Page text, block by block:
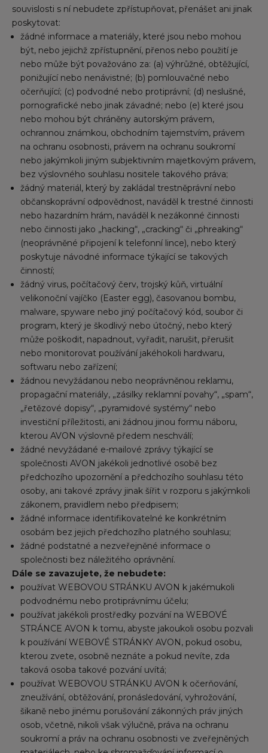
souvislosti s ní nebudete zpřístupňovat, přenášet ani jinak
poskytovat:
žádné informace a materiály, které jsou nebo mohou
být, nebo jejichž zpřístupnění, přenos nebo použití je
nebo může být považováno za: (a) výhrůžné, obtěžující,
ponižující nebo nenávistné; (b) pomlouvačné nebo
očerňující; (c) podvodné nebo protiprávní; (d) neslušné,
pornografické nebo jinak závadné; nebo (e) které jsou
nebo mohou být chráněny autorským právem,
ochrannou známkou, obchodním tajemstvím, právem
na ochranu osobnosti, právem na ochranu soukromí
nebo jakýmkoli jiným subjektivním majetkovým právem,
bez výslovného souhlasu nositele takového práva;
žádný materiál, který by zakládal trestněprávní nebo
občanskoprávní odpovědnost, naváděl k trestné činnosti
nebo hazardním hrám, naváděl k nezákonné činnosti
nebo činnosti jako „hacking“, „cracking“ či „phreaking“
(neoprávněné připojení k telefonní lince), nebo který
poskytuje návodné informace týkající se takových
činností;
žádný virus, počítačový červ, trojský kůň, virtuální
velikonoční vajíčko (Easter egg), časovanou bombu,
malware, spyware nebo jiný počítačový kód, soubor či
program, který je škodlivý nebo útočný, nebo který
může poškodit, napadnout, vyřadit, narušit, přerušit
nebo monitorovat používání jakéhokoli hardwaru,
softwaru nebo zařízení;
žádnou nevyžádanou nebo neoprávněnou reklamu,
propagační materiály, „zásilky reklamní povahy“, „spam“,
„řetězové dopisy“, „pyramidové systémy“ nebo
investiční příležitosti, ani žádnou jinou formu náboru,
kterou AVON výslovně předem neschválí;
žádné nevyžádané e-mailové zprávy týkající se
společnosti AVON jakékoli jednotlivé osobě bez
předchozího upozornění a předchozího souhlasu této
osoby, ani takové zprávy jinak šířit v rozporu s jakýmkoli
zákonem, pravidlem nebo předpisem;
žádné informace identifikovatelné ke konkrétním
osobám bez jejich předchozího platného souhlasu;
žádné podstatné a nezveřejněné informace o
společnosti bez náležitého oprávnění.
Dále se zavazujete, že nebudete:
používat WEBOVOU STRÁNKU AVON k jakémukoli
podvodnému nebo protiprávnímu účelu;
používat jakékoli prostředky pozvání na WEBOVÉ
STRÁNCE AVON k tomu, abyste jakoukoli osobu pozvali
k používání WEBOVÉ STRÁNKY AVON, pokud osobu,
kterou zvete, osobně neznáte a pokud nevíte, zda
taková osoba takové pozvání uvítá;
používat WEBOVOU STRÁNKU AVON k očerňování,
zneužívání, obtěžování, pronásledování, vyhrožování,
šikaně nebo jinému porušování zákonných práv jiných
osob, včetně, nikoli však výlučně, práva na ochranu
soukromí a práv na ochranu osobnosti ve zveřejněných